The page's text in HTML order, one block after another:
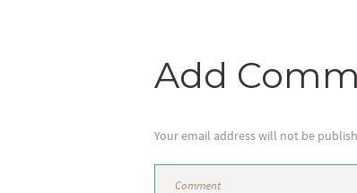
Add
Your email address will not be